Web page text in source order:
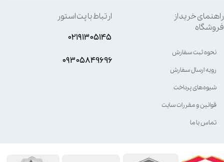
راهنمای خرید از
فروشگاه
نحوه ثبت سفارش
رویه ارسال سفارش
شیوه‌های پرداخت
قوانین و مقررات سایت
تماس با ما
ارتباط با پت استور
۰۲۱۹۱۳۰۵۱۴۵
۰۹۳۰۵8۴9696